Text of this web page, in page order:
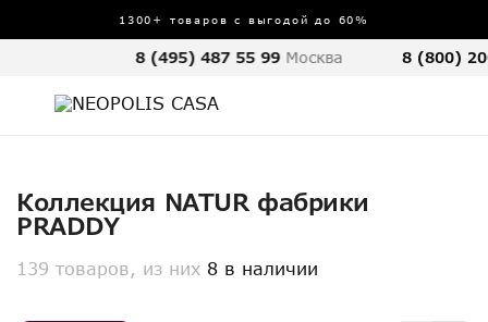
1300+ товаров с выгодой до 60%
8 (495) 487 55 99 Москва 8 (800)
Коллекция NATUR фабрики
PRADDY
139 товаров, из них 8 в наличии